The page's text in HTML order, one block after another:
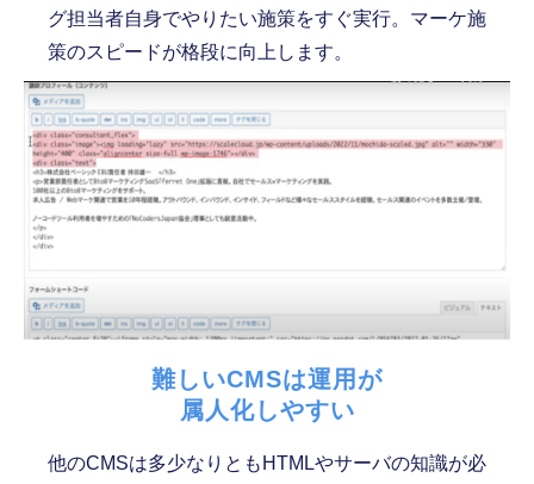
グ担当者自身でやりたい施策をすぐ実行。マーケ施
策のスピードが格段に向上します。
難しいCMSは運用が
属人化しやすい
他のCMSは多少なりともHTMLやサーバの知識が必